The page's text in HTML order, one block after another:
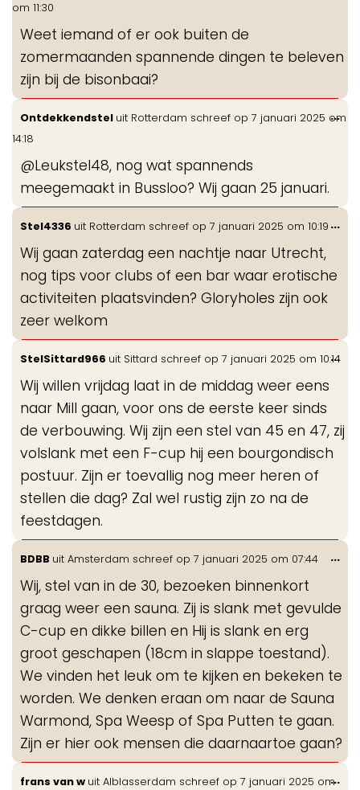
om 11:30
Weet iemand of er ook buiten de
zomermaanden spannende dingen te beleven
zijn bij de bisonbaai?
Ontdekkendstel uit Rotterdam schreef op 7 januari 2025 om
14:18
@Leukstel48, nog wat spannends
meegemaakt in Bussloo? Wij gaan 25 januari.
...
Stel4336 uit Rotterdam schreef op 7 januari 2025 om 10:19
Wij gaan zaterdag een nachtje naar Utrecht,
nog tips voor clubs of een bar waar erotische
activiteiten plaatsvinden? Gloryholes zijn ook
zeer welkom
...
StelSittard966 uit Sittard schreef op 7 januari 2025 om 10:14
Wij willen vrijdag laat in de middag weer eens
naar Mill gaan, voor ons de eerste keer sinds
de verbouwing. Wij zijn een stel van 45 en 47, zij
volslank met een F-cup hij een bourgondisch
postuur. Zijn er toevallig nog meer heren of
stellen die dag? Zal wel rustig zijn zo na de
feestdagen.
...
BDBB uit Amsterdam schreef op 7 januari 2025 om 07:44
Wij, stel van in de 30, bezoeken binnenkort
graag weer een sauna. Zij is slank met gevulde
C-cup en dikke billen en Hij is slank en erg
groot geschapen (18cm in slappe toestand).
We vinden het leuk om te kijken en bekeken te
worden. We denken eraan om naar de Sauna
Warmond, Spa Weesp of Spa Putten te gaan.
Zijn er hier ook mensen die daarnaartoe gaan?
...
frans van w uit Alblasserdam schreef op 7 januari 2025 om...